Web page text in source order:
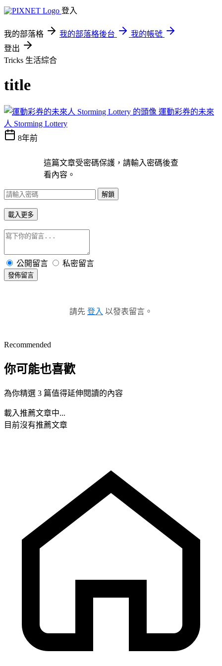
登入
我的部落格 我的部落格後台
我的帳號
登出
Tricks 生活綜合
title
運動彩券的未來
人 Storming Lottery
8年前
這篇文章受密碼保護，請輸入密碼後查
看內容。
解鎖
載入更多
公開留言 私密留言
發佈留言
請先 登入 以發表留言。
Recommended
你可能也喜歡
為你精選 3 篇值得延伸閱讀的內容
載入推薦文章中...
目前沒有推薦文章